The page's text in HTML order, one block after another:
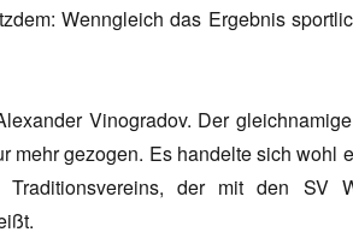
Wenngleich das Ergebnis
Vinogradov. Der
mehr gezogen. Es handelte sich wohl
der mit den SV